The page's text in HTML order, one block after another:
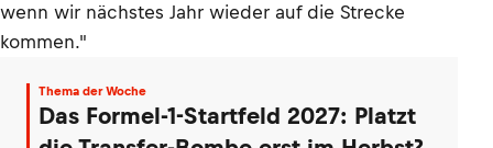
wenn wir nächstes Jahr wieder auf die Strecke
kommen."
Thema der Woche
Das Formel-1-Startfeld 2027: Platzt